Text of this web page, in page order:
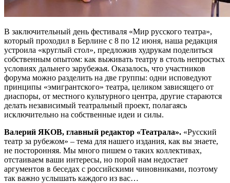
В заключительный день фестиваля «Мир русского театра»,
который проходил в Берлине с 8 по 12 июня, наша редакция
устроила «круглый стол», предложив худрукам поделиться
собственным опытом: как выживать театру в столь непростых
условиях дальнего зарубежья. Оказалось, что участников
форума можно разделить на две группы: одни исповедуют
принципы «эмигрантского» театра, целиком зависящего от
диаспоры, от местного культурного центра, другие стараются
делать независимый театральный проект, полагаясь
исключительно на собственные идеи и силы.
Валерий ЯКОВ, главный редактор «Театрала». «Русский
театр за рубежом» – тема для нашего издания, как вы знаете,
не посторонняя. Мы много пишем о таких коллективах,
отстаиваем ваши интересы, но порой нам недостает
аргументов в беседах с российскими чиновниками, поэтому
так важно услышать каждого из вас…